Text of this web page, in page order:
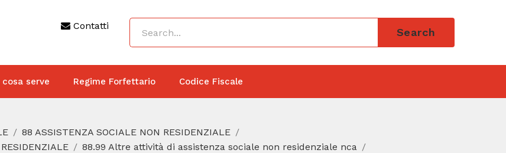
Contatti
Search
serve Regime Forfettario Codice Fiscale
88 ASSISTENZA SOCIALE NON RESIDENZIALE
88.99 Altre attività di assistenza sociale non residenziale nca